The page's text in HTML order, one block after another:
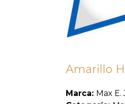
Amarillo
Marca: Max